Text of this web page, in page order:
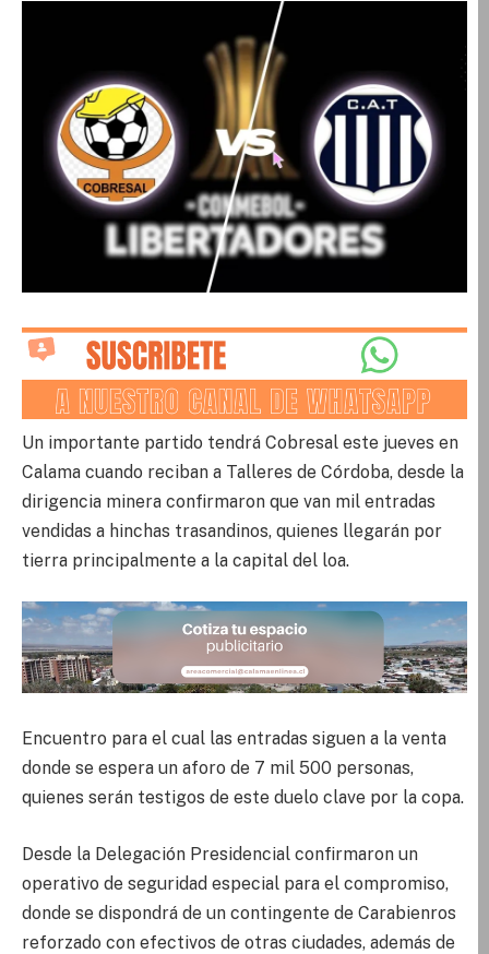
Un importante partido tendrá Cobresal este jueves en
Calama cuando reciban a Talleres de Córdoba, desde la
dirigencia minera confirmaron que van mil entradas
vendidas a hinchas trasandinos, quienes llegarán por
tierra principalmente a la capital del loa.
Encuentro para el cual las entradas siguen a la venta
donde se espera un aforo de 7 mil 500 personas,
quienes serán testigos de este duelo clave por la copa.
Desde la Delegación Presidencial confirmaron un
operativo de seguridad especial para el compromiso,
donde se dispondrá de un contingente de Carabienros
reforzado con efectivos de otras ciudades, además de